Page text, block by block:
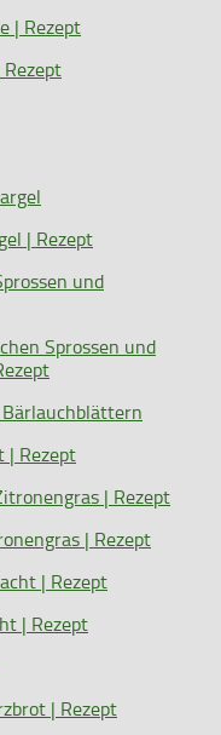
| Rezept
Sprossen und
| Rezept
| Rezept
| Rezept
| Rezept